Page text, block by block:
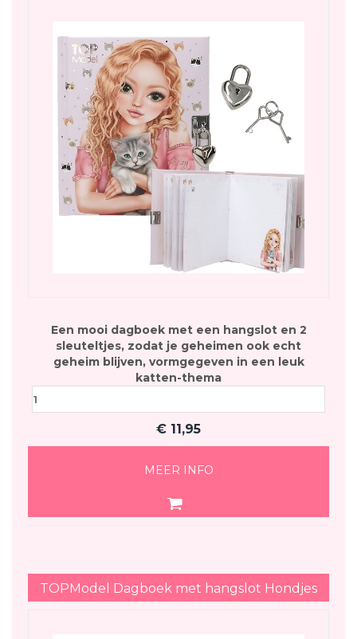
Een mooi dagboek met een hangslot en 2
sleuteltjes, zodat je geheimen ook echt
geheim blijven, vormgegeven in een leuk
katten-thema
€ 11,95
MEER INFO
TOPModel Dagboek met hangslot Hondjes